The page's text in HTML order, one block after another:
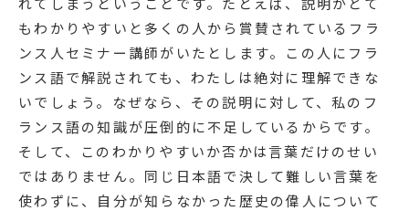
もわかりやすいと多くの人から賞賛されているフラ
ンス人セミナー講師がいたとします。この人にフラ
ンス語で解説されても、わたしは絶対に理解できな
いでしょう。なぜなら、その説明に対して、私のフ
ランス語の知識が圧倒的に不足しているからです。
そして、このわかりやすいか否かは言葉だけのせい
ではありません。同じ日本語で決して難しい言葉を
使わずに、自分が知らなかった歴史の偉人について